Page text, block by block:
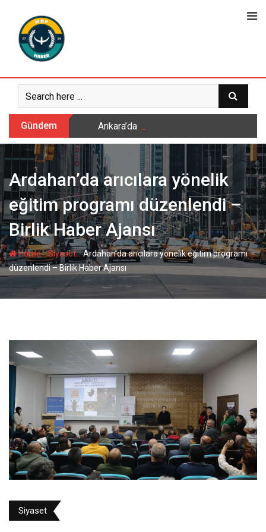
content
Gündem Ankara’da Başkent’te Sivas Tanıtım
Ardahan’da arıcılara yönelik
eğitim programı düzenlendi –
Birlik Haber Ajansı
Home-Siyaset-Ardahan’da arıcılara yönelik eğitim programı
düzenlendi – Birlik Haber Ajansı
Siyaset